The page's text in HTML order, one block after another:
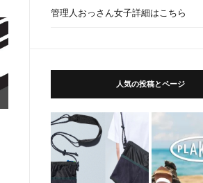
管理人おっさん女子詳細はこちら
人気の投稿とページ